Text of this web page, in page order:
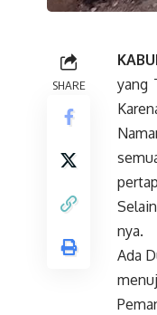
SHARE
yang
nya.
Ada